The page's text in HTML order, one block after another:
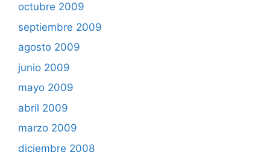
octubre 2009
septiembre 2009
agosto 2009
junio 2009
mayo 2009
abril 2009
marzo 2009
diciembre 2008